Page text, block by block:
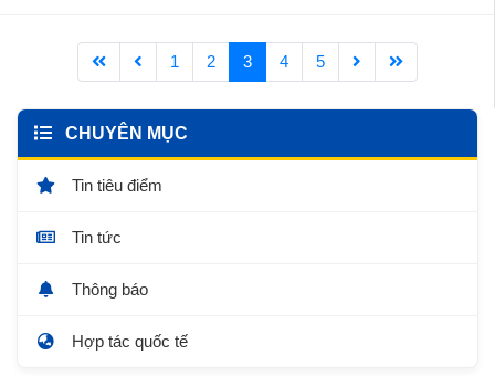
1 2 3 4 5
CHUYÊN MỤC
Tin tiêu điểm
Tin tức
Thông báo
Hợp tác quốc tế